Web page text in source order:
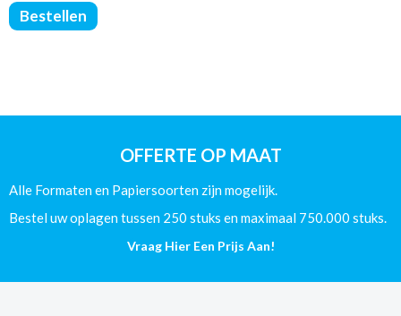
Softcover
Boeken
316
Pagina's
Bestellen
OFFERTE OP MAAT
Alle Formaten en Papiersoorten zijn mogelijk.
Bestel uw oplagen tussen 250 stuks en maximaal 750.000 stuks.
Vraag Hier Een Prijs Aan!